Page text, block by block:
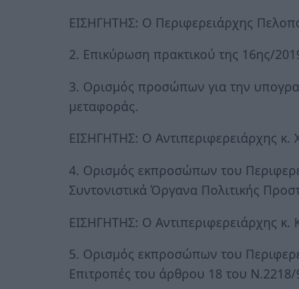
ΕΙΣΗΓΗΤΗΣ: Ο Περιφερειάρχης
2. Επικύρωση πρακτικού της 16ης/
3. Ορισμός προσώπων για την
μεταφοράς.
ΕΙΣΗΓΗΤΗΣ: Ο Αντιπεριφερειάρχης
4. Ορισμός εκπροσώπων του
Συντονιστικά Όργανα Πολιτικής
ΕΙΣΗΓΗΤΗΣ: Ο Αντιπεριφερειάρχης κ.
5. Ορισμός εκπροσώπων του
Επιτροπές του άρθρου 18 του